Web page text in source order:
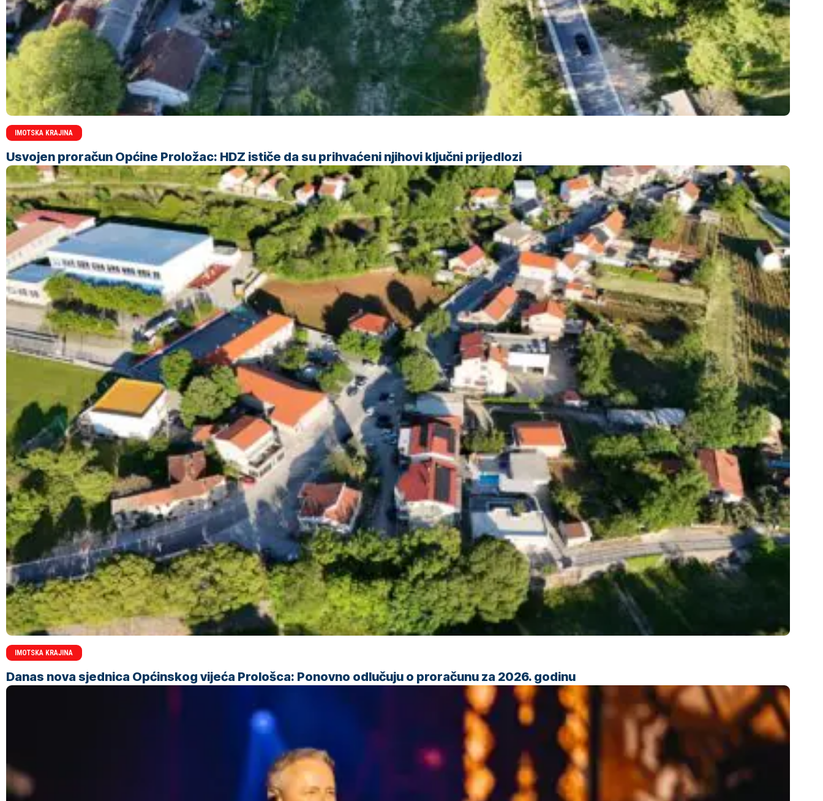
IMOTSKA KRAJINA
Usvojen proračun Općine Proložac: HDZ ističe da su prihvaćeni njihovi ključni prijedlozi
IMOTSKA KRAJINA
Danas nova sjednica Općinskog vijeća Prološca: Ponovno odlučuju o proračunu za 2026. godinu